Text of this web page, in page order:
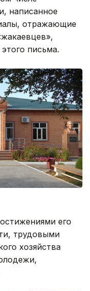
написанное
отражающие
письма.
его
трудовыми
хозяйства